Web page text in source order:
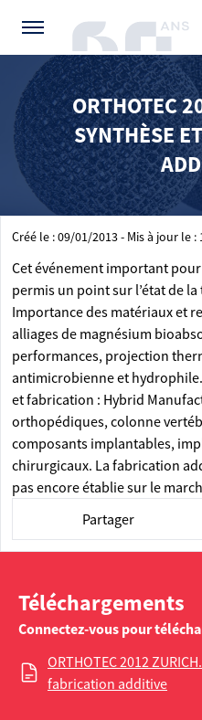
ORTHOTEC
SYNTHÈSE
Créé le : 09/01/2013 - Mis à jour le :
Cet événement important
permis un point sur l’état de
Importance des matériaux et
alliages de magnésium
performances, projection
antimicrobienne et
et fabrication : Hybrid
orthopédiques, colonne
composants implantables,
chirurgicaux. La fabrication
pas encore établie sur le
Partager
Téléchargements
Connectez-vous pour
ORTHOTEC 2012
fabrication additive